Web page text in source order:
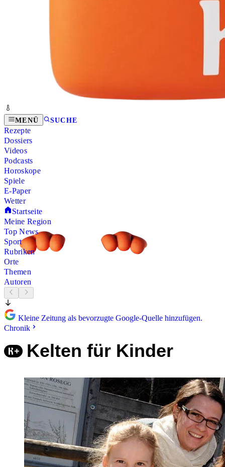
MENÜ SUCHE
Rezepte
Dossiers
Videos
Podcasts
Horoskope
Spiele
E-Paper
Wetter
Startseite
Meine Region
Top News
Sport
Rubriken
Orte
Themen
Autoren
Kleine Zeitung als bevorzugte Google-Quelle hinzufügen.
Chronik
Kelten für Kinder